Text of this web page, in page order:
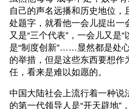
自己的声名远播和历史地位，
处题字，就看他一会儿提出一
又是“三个代表”，一会儿又是“
是“制度创新”……显然都是处
的举措，但是这些东西要想作
任，看来是难以如愿的。
中国大陆社会上流行着一种说
的第一代领导人是“开天辟地”